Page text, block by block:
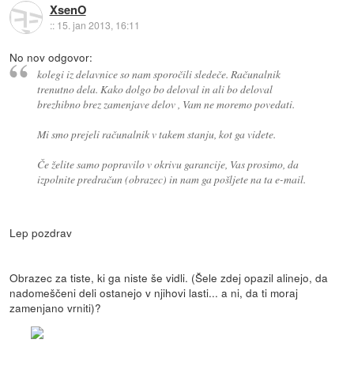
XsenO
:: 15. jan 2013, 16:11
No nov odgovor:
kolegi iz delavnice so nam sporočili sledeče. Računalnik
trenutno dela. Kako dolgo bo deloval in ali bo deloval
brezhibno brez zamenjave delov , Vam ne moremo povedati.
Mi smo prejeli računalnik v takem stanju, kot ga videte.
Če želite samo popravilo v okrivu garancije, Vas prosimo, da
izpolnite predračun (obrazec) in nam ga pošljete na ta e-mail.
Lep pozdrav
Obrazec za tiste, ki ga niste še vidli. (Šele zdej opazil alinejo, da
nadomeščeni deli ostanejo v njihovi lasti... a ni, da ti moraj
zamenjano vrniti)?